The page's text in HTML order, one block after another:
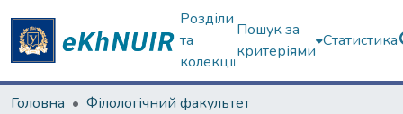
Розділи
та
колекції
Пошук за
критеріями
Статистика
Головна
Філологічний факультет